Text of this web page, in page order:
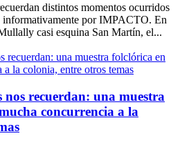
distintos momentos ocurridos
informativamente por IMPACTO. En
casi esquina San Martín, el...
nos recuerdan: una muestra
concurrencia a la